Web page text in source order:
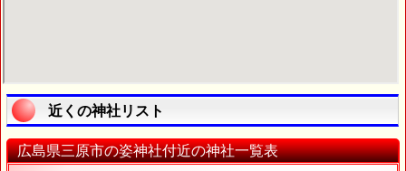
近くの神社リスト
広島県三原市の姿神社付近の神社一覧表